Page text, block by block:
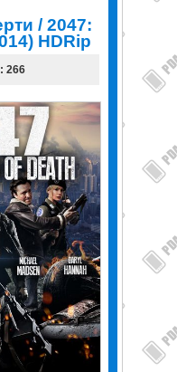
/ 2047:
HDRip
266